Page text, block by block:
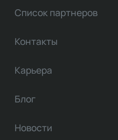
Список партнеров
Контакты
Карьера
Блог
Новости